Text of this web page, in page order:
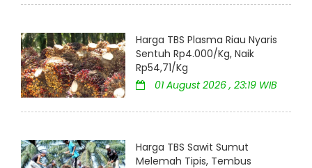
Harga TBS Plasma Riau Nyaris
Sentuh Rp4.000/Kg, Naik
Rp54,71/Kg
01 August 2026 , 23:19 WIB
Harga TBS Sawit Sumut
Melemah Tipis, Tembus